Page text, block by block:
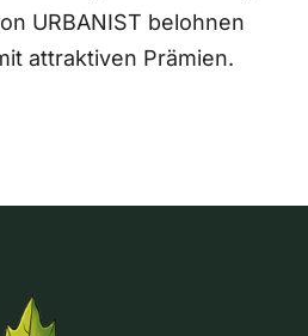
URBANIST belohnen
attraktiven Prämien.